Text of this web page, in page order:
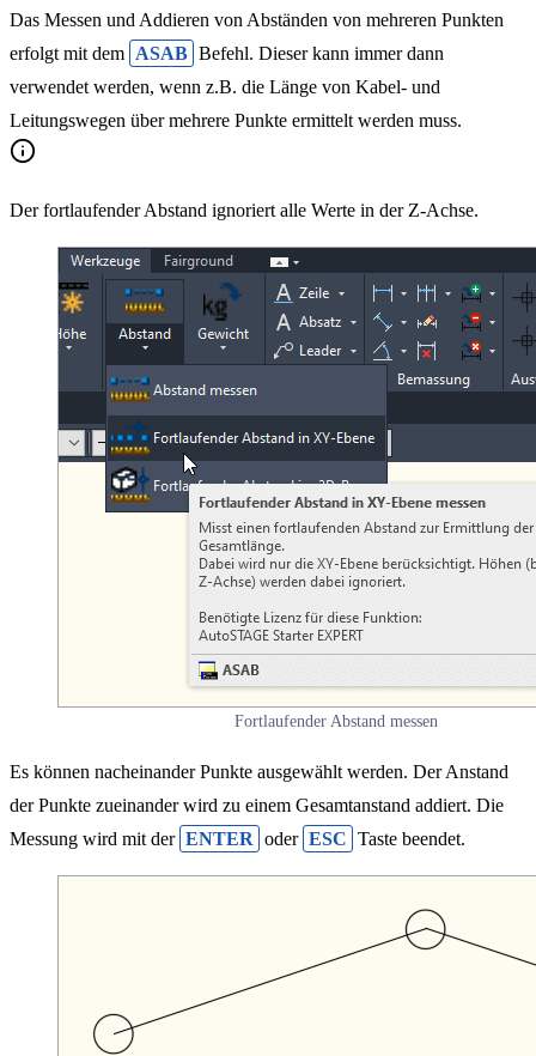
Das Messen und Addieren von Abständen von mehreren Punkten
erfolgt mit dem ASAB Befehl. Dieser kann immer dann
verwendet werden, wenn z.B. die Länge von Kabel- und
Leitungswegen über mehrere Punkte ermittelt werden muss.
Der fortlaufender Abstand ignoriert alle Werte in der Z-Achse.
Fortlaufender Abstand messen
Es können nacheinander Punkte ausgewählt werden. Der Anstand
der Punkte zueinander wird zu einem Gesamtanstand addiert. Die
Messung wird mit der ENTER oder ESC Taste beendet.